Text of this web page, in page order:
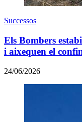
Successos
Els Bombers
i aixequen el
24/06/2026